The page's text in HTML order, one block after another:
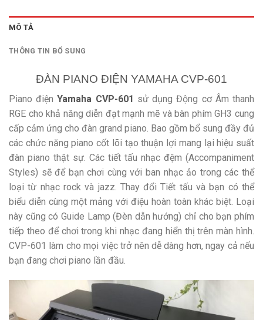
MÔ TẢ
THÔNG TIN BỔ SUNG
ĐÀN PIANO ĐIỆN YAMAHA CVP-601
Piano điệnYamaha CVP-601 sử dụng Động cơ Âm thanh
RGE cho khả năng diễn đạt mạnh mẽ và bàn phím GH3 cung
cấp cảm ứng cho đàn grand piano. Bao gồm bổ sung đầy đủ
các chức năng piano cốt lõi tạo thuận lợi mang lại hiệu suất
đàn piano thật sự. Các tiết tấu nhạc đệm (Accompaniment
Styles) sẽ để bạn chơi cùng với ban nhạc ảo trong các thể
loại từ nhạc rock và jazz. Thay đổi Tiết tấu và bạn có thể
biểu diễn cùng một mảng với điệu hoàn toàn khác biệt. Loại
này cũng có Guide Lamp (Đèn dẫn hướng) chỉ cho bạn phím
tiếp theo để chơi trong khi nhạc đang hiển thị trên màn hình.
CVP-601 làm cho mọi việc trở nên dễ dàng hơn, ngay cả nếu
bạn đang chơi piano lần đầu.